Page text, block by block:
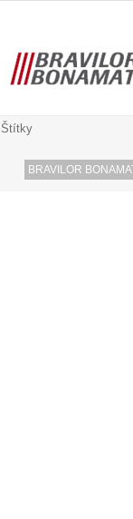
Štítky
BRAVILOR